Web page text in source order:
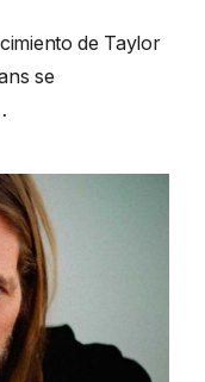
de Taylor
se